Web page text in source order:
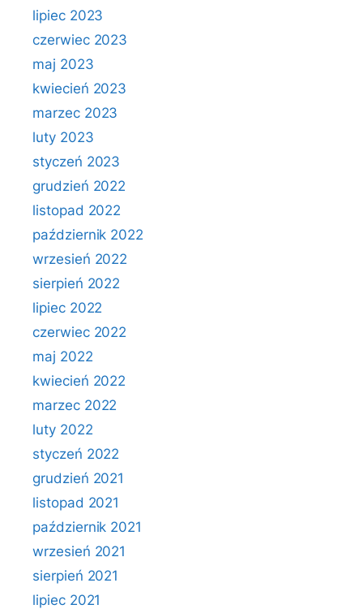
lipiec 2023
czerwiec 2023
maj 2023
kwiecień 2023
marzec 2023
luty 2023
styczeń 2023
grudzień 2022
listopad 2022
październik 2022
wrzesień 2022
sierpień 2022
lipiec 2022
czerwiec 2022
maj 2022
kwiecień 2022
marzec 2022
luty 2022
styczeń 2022
grudzień 2021
listopad 2021
październik 2021
wrzesień 2021
sierpień 2021
lipiec 2021